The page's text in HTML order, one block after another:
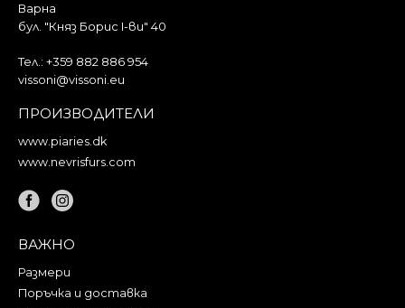
Варна
бул. "Княз Борис I-ви" 40
Тел.: +359 882 886 954
vissoni@vissoni.eu
ПРОИЗВОДИТЕЛИ
www.piaries.dk
www.nevrisfurs.com
ВАЖНО
Размери
Поръчка и доставка